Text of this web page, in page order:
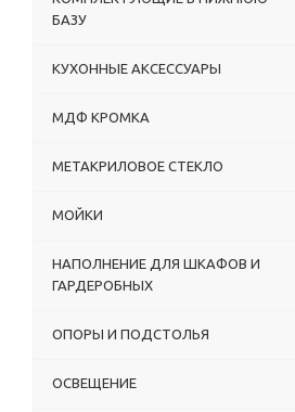
БАЗУ
КУХОННЫЕ АКСЕССУАРЫ
МДФ КРОМКА
МЕТАКРИЛОВОЕ СТЕКЛО
МОЙКИ
НАПОЛНЕНИЕ ДЛЯ ШКАФОВ И
ГАРДЕРОБНЫХ
ОПОРЫ И ПОДСТОЛЬЯ
ОСВЕЩЕНИЕ